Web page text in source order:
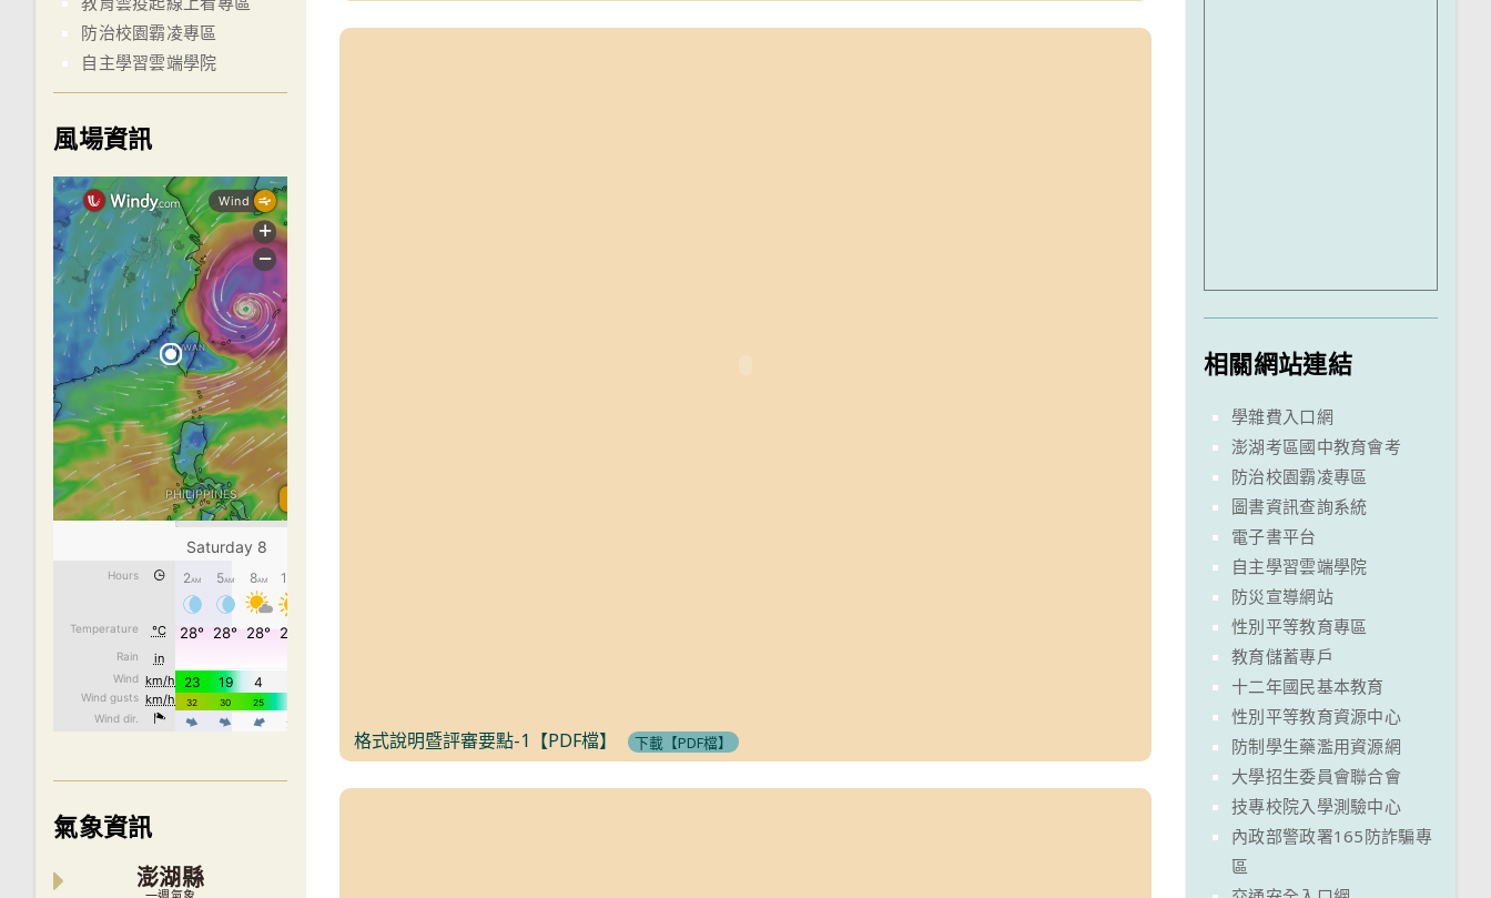
格式說明暨評審要點-1【PDF檔】 下載【PDF檔】
防治校園霸凌專區
自主學習雲端學院
風場資訊
氣象資訊
澎湖縣
相關網站連結
學雜費入口網
澎湖考區國中教育會考
防治校園霸凌專區
圖書資訊查詢系統
電子書平台
自主學習雲端學院
防災宣導網站
性別平等教育專區
教育儲蓄專戶
十二年國民基本教育
性別平等教育資源中心
防制學生藥濫用資源網
大學招生委員會聯合會
技專校院入學測驗中心
內政部警政署165防詐騙專
區